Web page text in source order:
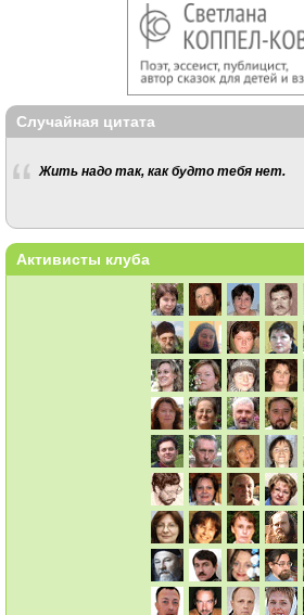
Случайная цитата
Жить надо так, как будто тебя нет.
Активисты клуба